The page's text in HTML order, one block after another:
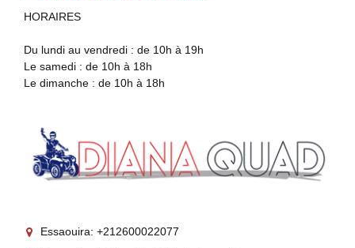
HORAIRES
Du lundi au vendredi : de 10h à 19h
Le samedi : de 10h à 18h
Le dimanche : de 10h à 18h
Essaouira: +212600022077